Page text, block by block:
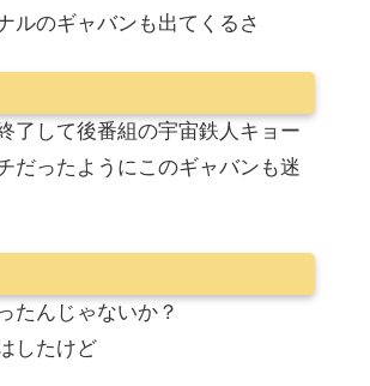
ルのギャバンも出てくるさ
了して後番組の宇宙鉄人キョー
だったようにこのギャバンも迷
たんじゃないか？
したけど